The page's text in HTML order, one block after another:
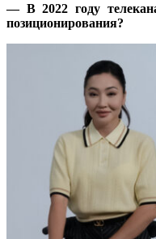
— В 2022 году
позиционирования?